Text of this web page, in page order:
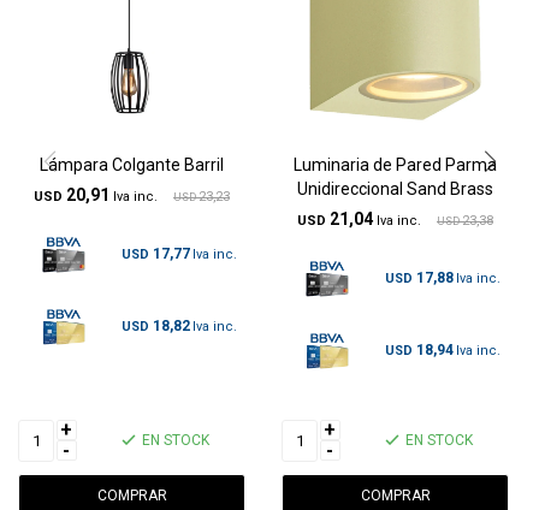
Lámpara Colgante Barril
USD 20,91 USD 23,23
USD 17,77
USD 18,82
+
-
EN STOCK
Luminaria de Pared Parma
Unidireccional Sand Brass
USD 21,04 USD 23,38
USD 17,88
USD 18,94
+
-
EN STOCK